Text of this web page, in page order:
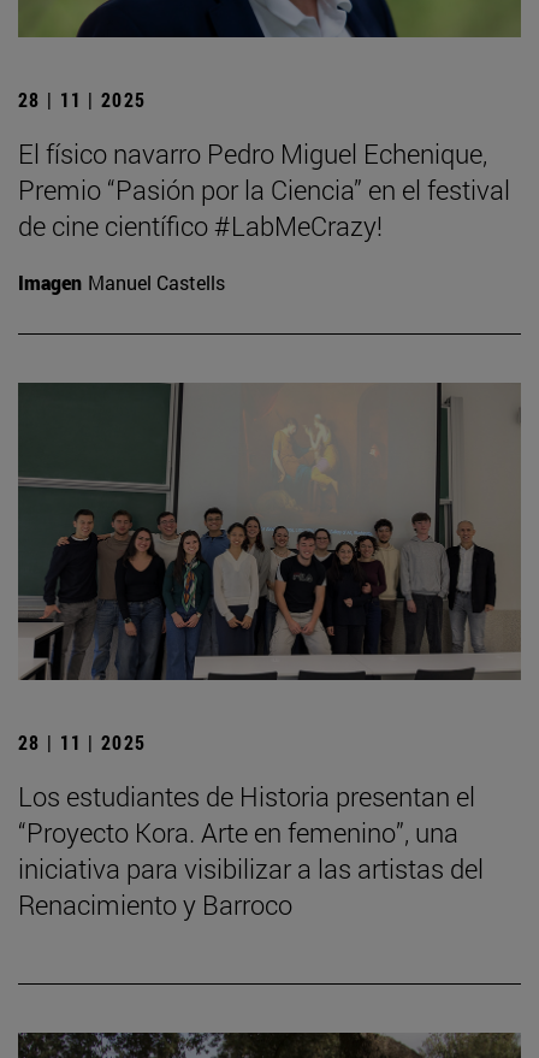
28 | 11 | 2025
El físico navarro Pedro Miguel Echenique,
Premio “Pasión por la Ciencia” en el festival
de cine científico #LabMeCrazy!
Imagen Manuel Castells
28 | 11 | 2025
Los estudiantes de Historia presentan el
“Proyecto Kora. Arte en femenino”, una
iniciativa para visibilizar a las artistas del
Renacimiento y Barroco